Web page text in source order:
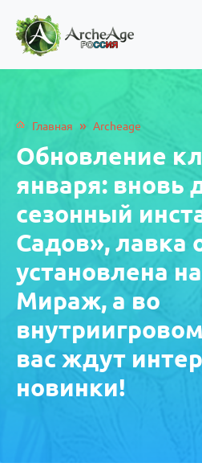
Главная » Archeage
Обновление
января: вновь
сезонный
Садов», лавка
установлена
Мираж, а во
вас ждут
новинки!